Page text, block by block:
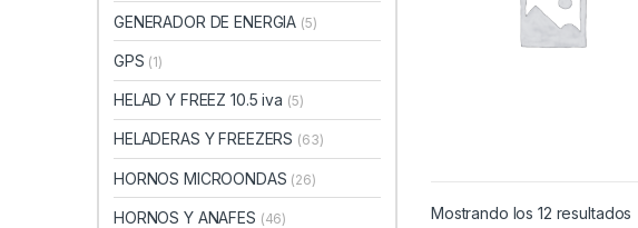
Mostrando los 12 resultados
GENERADOR DE ENERGIA (5)
GPS (1)
HELAD Y FREEZ 10.5 iva (5)
HELADERAS Y FREEZERS (63)
HORNOS MICROONDAS (26)
HORNOS Y ANAFES (46)